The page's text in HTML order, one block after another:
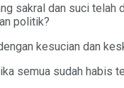
sakral dan suci
politik?
kesucian dan
semua sudah